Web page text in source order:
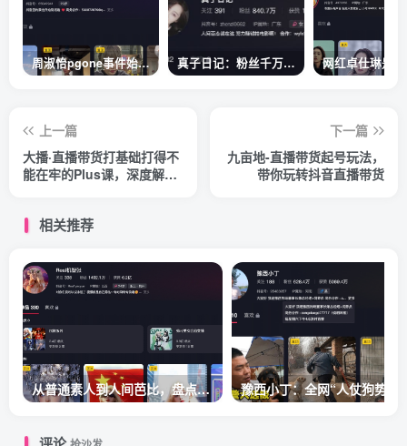
周淑怡pgone事件始末，周淑怡现状 真子日记：粉丝千万的真子日记是最懂反转的网红吗？
上一篇
大播·直播带货打基础打得不
能在牢的Plus课，深度解析
下一篇
九亩地-直播带货起号玩法，
带你玩转抖音直播带货
相关推荐
从普通素人到人间芭比，盘点Real机智张的走红之路